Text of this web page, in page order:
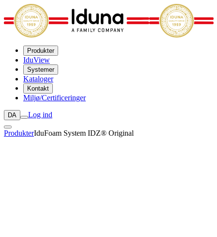
Produkter
IduView
Systemer
Kataloger
Kontakt
Miljø/Certificeringer
DA Log ind
ProdukterIduFoam System IDZ® Original